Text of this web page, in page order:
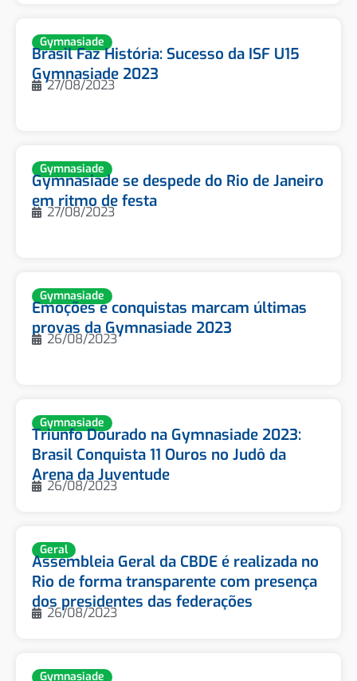
Gymnasiade
Brasil Faz História: Sucesso da ISF U15
Gymnasiade 2023
27/08/2023
Gymnasiade
Gymnasiade se despede do Rio de Janeiro
em ritmo de festa
27/08/2023
Gymnasiade
Emoções e conquistas marcam últimas
provas da Gymnasiade 2023
26/08/2023
Gymnasiade
Triunfo Dourado na Gymnasiade 2023:
Brasil Conquista 11 Ouros no Judô da
Arena da Juventude
26/08/2023
Geral
Assembleia Geral da CBDE é realizada no
Rio de forma transparente com presença
dos presidentes das federações
26/08/2023
Gymnasiade